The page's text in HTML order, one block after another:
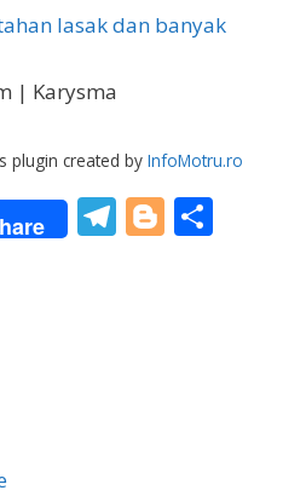
lasak dan banyak
| Karysma
plugin created by InfoMotru.ro
T Bl